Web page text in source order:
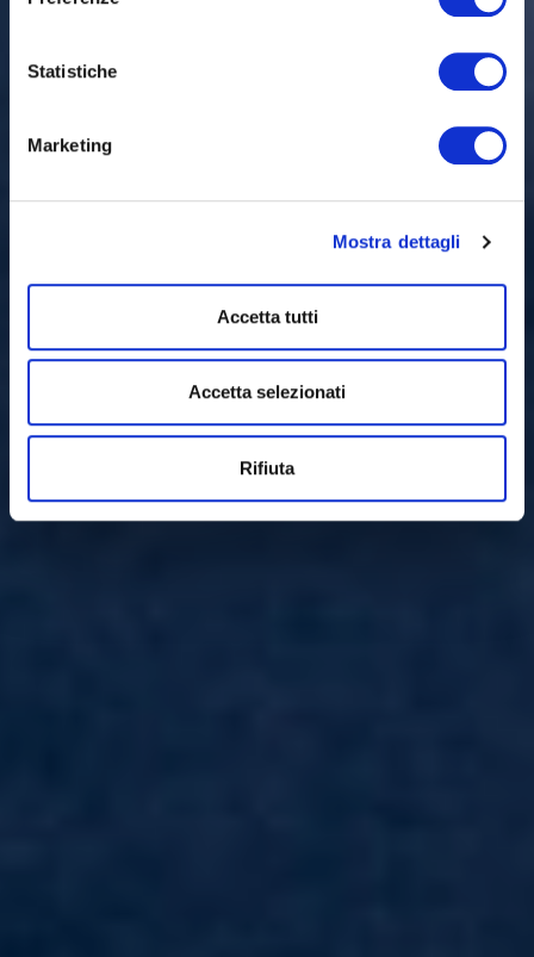
Statistiche
Marketing
Mostra dettagli
Accetta tutti
Accetta selezionati
Rifiuta
Comfort e benessere in una delle attività più